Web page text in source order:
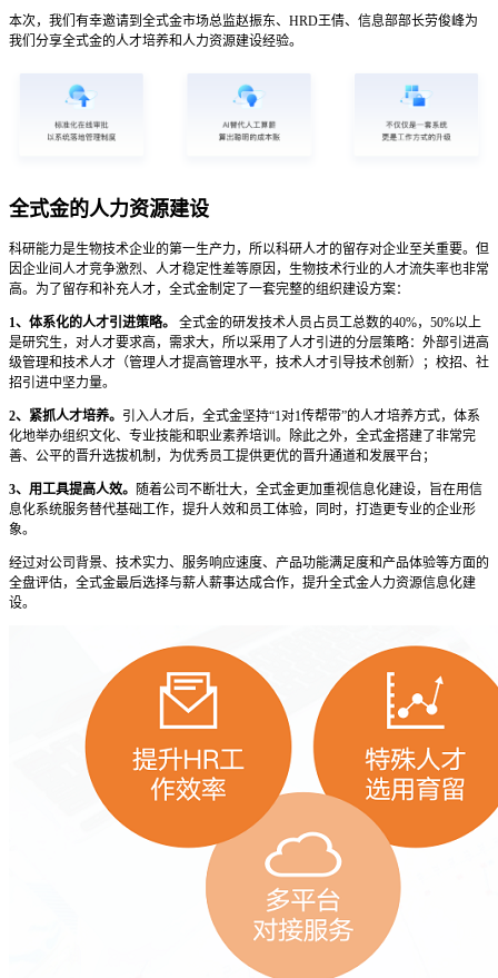
本次，我们有幸邀请到全式金市场总监赵振东、HRD王倩、信息部部长劳俊峰为
我们分享全式金的人才培养和人力资源建设经验。
全式金的人力资源建设
科研能力是生物技术企业的第一生产力，所以科研人才的留存对企业至关重要。但
因企业间人才竞争激烈、人才稳定性差等原因，生物技术行业的人才流失率也非常
高。为了留存和补充人才，全式金制定了一套完整的组织建设方案：
1、体系化的人才引进策略。 全式金的研发技术人员占员工总数的40%，50%以上
是研究生，对人才要求高，需求大，所以采用了人才引进的分层策略：外部引进高
级管理和技术人才（管理人才提高管理水平，技术人才引导技术创新）；校招、社
招引进中坚力量。
2、紧抓人才培养。 引入人才后，全式金坚持“1对1传帮带”的人才培养方式，体系
化地举办组织文化、专业技能和职业素养培训。除此之外，全式金搭建了非常完
善、公平的晋升选拔机制，为优秀员工提供更优的晋升通道和发展平台；
3、用工具提高人效。 随着公司不断壮大，全式金更加重视信息化建设，旨在用信
息化系统服务替代基础工作，提升人效和员工体验，同时，打造更专业的企业形
象。
经过对公司背景、技术实力、服务响应速度、产品功能满足度和产品体验等方面的
全盘评估，全式金最后选择与薪人薪事达成合作，提升全式金人力资源信息化建
设。